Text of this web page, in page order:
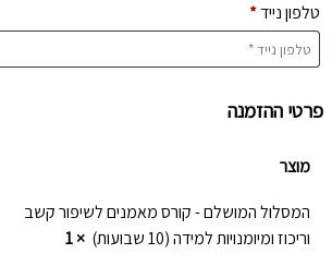
טלפון נייד*
פרטי ההזמנה
מוצר
המסלול המושלם - קורס מאמנים לשיפור קשב
וריכוז ומיומנויות למידה (10 שבועות)
× 1